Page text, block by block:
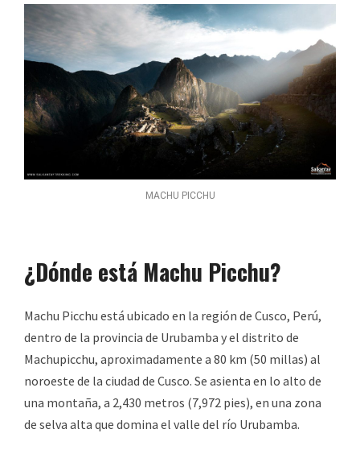
MACHU PICCHU
¿Dónde está Machu Picchu?
Machu Picchu está ubicado en la región de Cusco, Perú,
dentro de la provincia de Urubamba y el distrito de
Machupicchu, aproximadamente a 80 km (50 millas) al
noroeste de la ciudad de Cusco. Se asienta en lo alto de
una montaña, a 2,430 metros (7,972 pies), en una zona
de selva alta que domina el valle del río Urubamba.